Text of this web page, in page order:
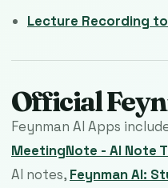
Lecture Recording
Official
Feynman AI Apps
MeetingNote - AI Note
AI notes, Feynman AI: